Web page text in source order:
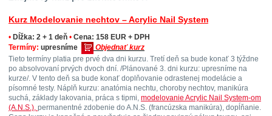
Kurz Modelovanie nechtov – Acrylic Nail System
• Dĺžka: 2 + 1 deň • Cena: 158 EUR + DPH
Termíny: upresníme
Objednať kurz
Tieto termíny platia pre prvé dva dni kurzu. Tretí deň sa bude konať 3 týždne
po absolvovaní prvých dvoch dní. /Plánované 3. dni kurzu: upresníme na
kurze/. V tento deň sa bude konať doplňovanie odrastenej modelácie a
písomné testy. Náplň kurzu: anatómia nechtu, choroby nechtov, manikúra
suchá, základy lakovania, práca s tipmi, modelovanie Acrylic Nail System-om
(A.N.S.), permanentné zdobenie do A.N.S. (francúzska manikúra), dopĺňanie.